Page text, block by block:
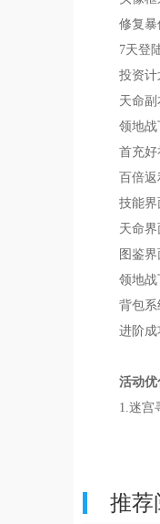
修复暴
7天登
投资
天命
领地
首充
百倍
技能
天命
图鉴
领地
背包
进阶
活动优
1.迷宫
推荐